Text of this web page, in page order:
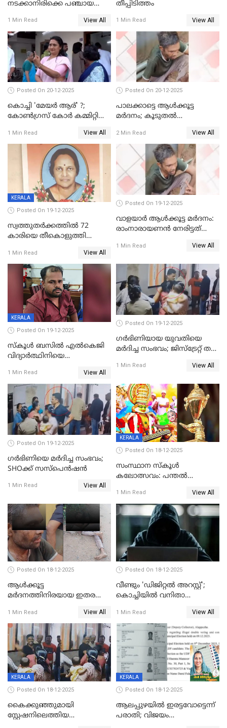
നടക്കാനിരിക്കെ പഞ്ചായത്ത്
1 Min Read View All
തീപ്പിടിത്തം
1 Min Read View All
Posted On 20-12-2025
കൊച്ചി 'മേയർ ആര്' ?;
കോണ്‍ഗ്രസ് കോര്‍ കമ്മിറ്റി
1 Min Read View All
Posted On 20-12-2025
പാലക്കാട്ടെ ആള്‍ക്കൂട്ട
മര്‍ദനം; കൂടുതല്‍
അംഗ സംഘമെന്ന് വിവരം
2 Min Read View All
KERALA
Posted On 19-12-2025
സ്വത്തുതര്‍ക്കത്തില്‍ 72
കാരിയെ തീകൊളുത്തി
ക്രൂരകൊലപാതകത്തില്‍
സഹോദരിപുത്രന് ജീവപര്യന്തം
1 Min Read View All
Posted On 19-12-2025
വാളയാർ ആൾക്കൂട്ട മർദനം:
രാംനാരായണൻ നേരിട്ടത്
നാൽപ്പതിലേറെ
റിപ്പോർട്ട്
1 Min Read View All
KERALA
Posted On 19-12-2025
സ്കൂൾ ബസിൽ എൽകെജി
വിദ്യാര്‍ത്ഥിനിയെ
ക്ലീനര്‍ പിടിയിൽ
1 Min Read View All
Posted On 19-12-2025
ഗര്‍ഭിണിയായ യുവതിയെ
മര്‍ദിച്ച സംഭവം; ജിസ്‌ട്രേറ്റ് തല
യുവതി
1 Min Read View All
Posted On 19-12-2025
ഗര്‍ഭിണിയെ മർദിച്ച സംഭവം;
SHOക്ക് സസ്പെൻഷൻ
1 Min Read View All
KERALA
Posted On 18-12-2025
സംസ്ഥാന സ്കൂൾ
കലോത്സവം: പന്തൽ
1 Min Read View All
Posted On 18-12-2025
ആൾക്കൂട്ട
മർദനത്തിനിരയായ ഇതര
നടുക്കുന്ന സംഭവം
വാളയാറിൽ
1 Min Read View All
Posted On 18-12-2025
വീണ്ടും 'ഡിജിറ്റല്‍ അറസ്റ്റ്';
കൊച്ചിയില്‍ വനിതാ
കോടി രൂപ
1 Min Read View All
KERALA
Posted On 18-12-2025
കൈക്കുഞ്ഞുമായി
സ്റ്റേഷനിലെത്തിയ
KERALA
Posted On 18-12-2025
ആലപ്പുഴയിൽ ഇരട്ടവോട്ടെന്ന്
പരാതി; വിജയം